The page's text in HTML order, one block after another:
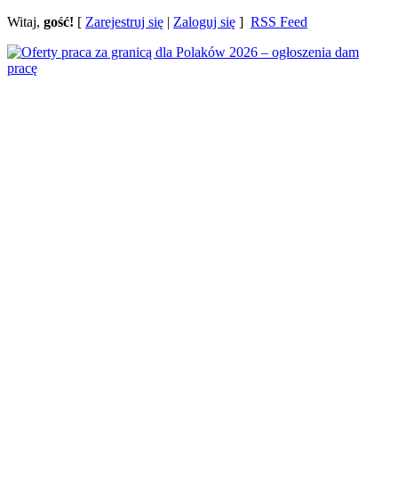
Witaj, gość! [ Zarejestruj się | Zaloguj się ] RSS Feed